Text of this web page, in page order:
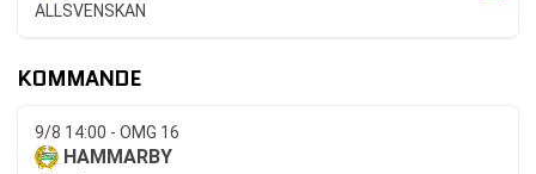
ALLSVENSKAN
KOMMANDE
9/8 14:00 - OMG 16
HAMMARBY